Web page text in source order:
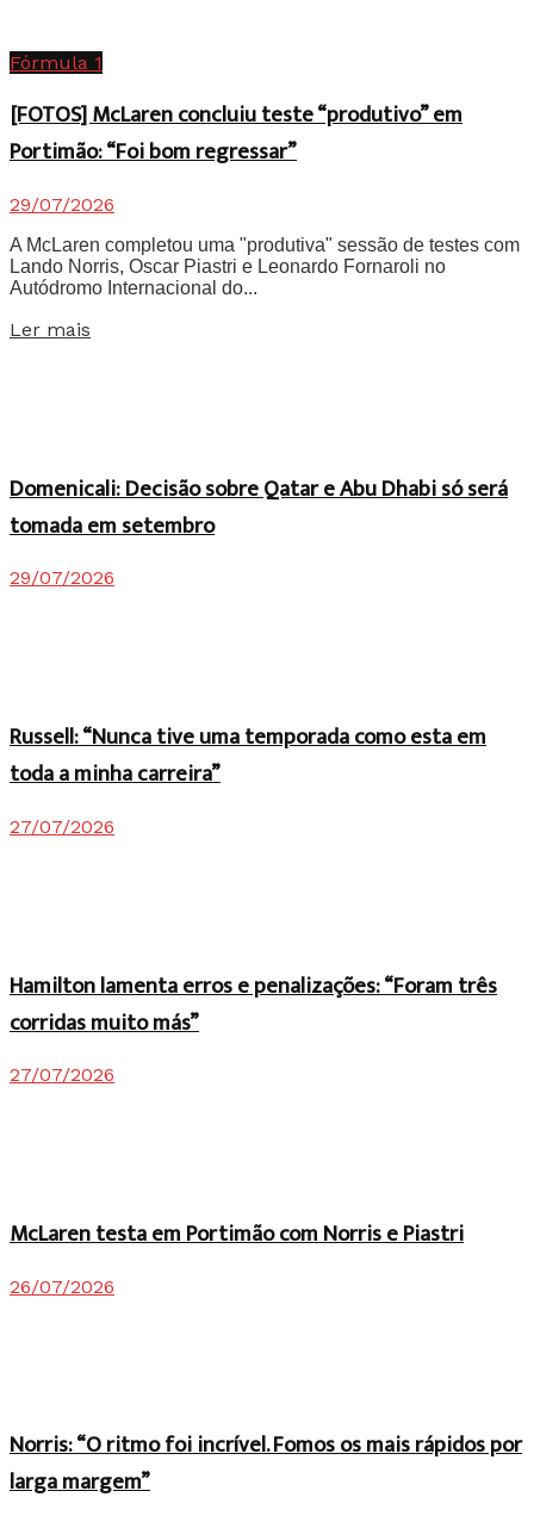
Fórmula 1
[FOTOS] McLaren concluiu teste “produtivo” em
Portimão: “Foi bom regressar”
29/07/2026
A McLaren completou uma "produtiva" sessão de testes com
Lando Norris, Oscar Piastri e Leonardo Fornaroli no
Autódromo Internacional do...
Ler mais
Domenicali: Decisão sobre Qatar e Abu Dhabi só será
tomada em setembro
29/07/2026
Russell: “Nunca tive uma temporada como esta em
toda a minha carreira”
27/07/2026
Hamilton lamenta erros e penalizações: “Foram três
corridas muito más”
27/07/2026
McLaren testa em Portimão com Norris e Piastri
26/07/2026
Norris: “O ritmo foi incrível. Fomos os mais rápidos por
larga margem”